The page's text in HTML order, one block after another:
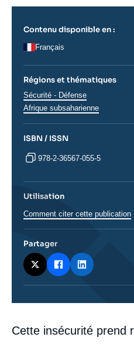
Corps
analyses
Cette insécurité prend
Contenu disponible en :
Français
Régions et thématiques
Thématiques
analyses
Sécurité - Défense
Régions
Afrique subsaharienne
ISBN / ISSN
978-2-36567-055-5
Utilisation
Comment citer cette publication
Partager